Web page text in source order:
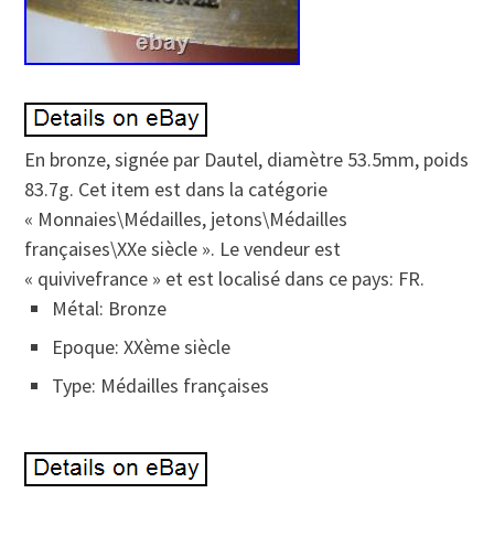
En bronze, signée par Dautel, diamètre 53.5mm, poids
83.7g. Cet item est dans la catégorie
« Monnaies\Médailles, jetons\Médailles
françaises\XXe siècle ». Le vendeur est
« quivivefrance » et est localisé dans ce pays: FR.
Métal: Bronze
Epoque: XXème siècle
Type: Médailles françaises